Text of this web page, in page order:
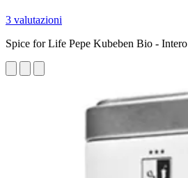
3 valutazioni
Spice for Life Pepe Kubeben Bio - Intero